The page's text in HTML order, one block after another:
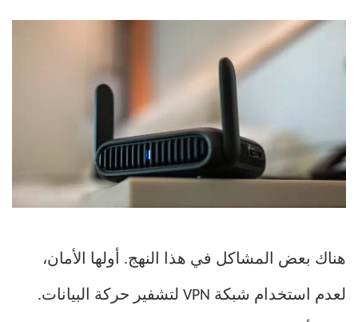
هناك بعض المشاكل في هذا النهج. أولها الأمان،
لعدم استخدام شبكة VPN لتشفير حركة البيانات.